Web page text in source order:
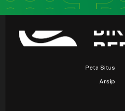
Peta Situs
Arsip